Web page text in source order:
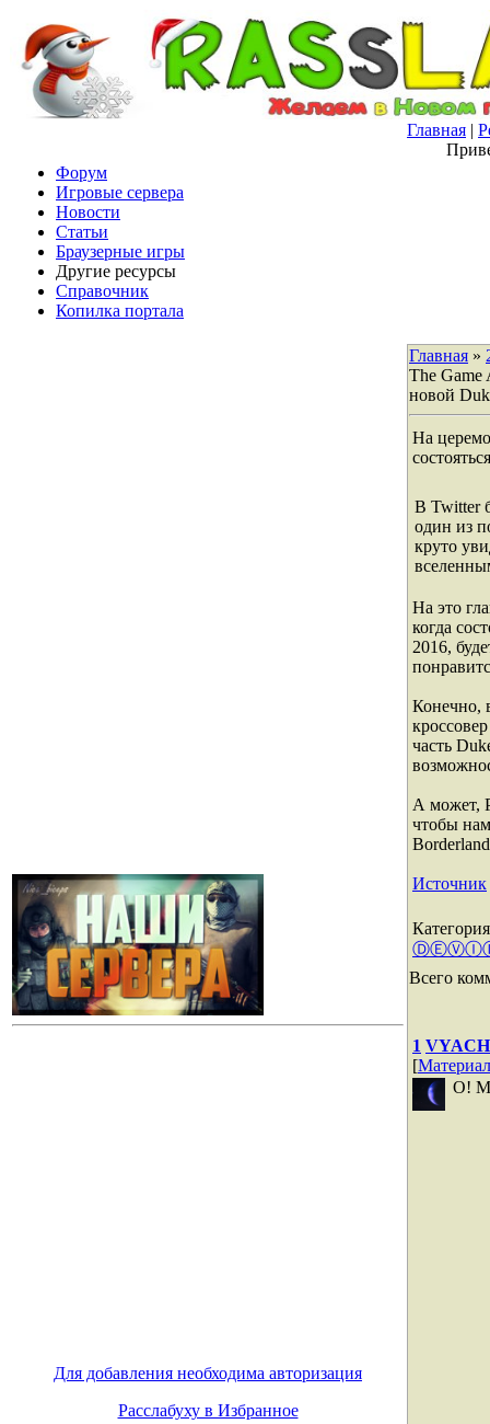
Главная |
Форум
Игровые сервера
Новости
Статьи
Браузерные игры
Другие ресурсы
Справочник
Копилка портала
Для добавления необходима авторизация
Расслабуху в Избранное
Главная »
The Game
новой
На
В Twitter
один из
круто
На это
когда
2016,
Конечно,
часть
А может,
чтобы
Источник
Категория
Всего
1
[Материал
О!